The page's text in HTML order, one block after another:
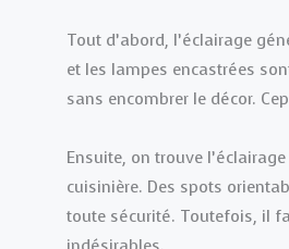
Tout d’abord, l’éclairage
et les lampes encastrées
sans encombrer le décor.
Ensuite, on trouve
cuisinière. Des spots
toute sécurité. Toutefois, il